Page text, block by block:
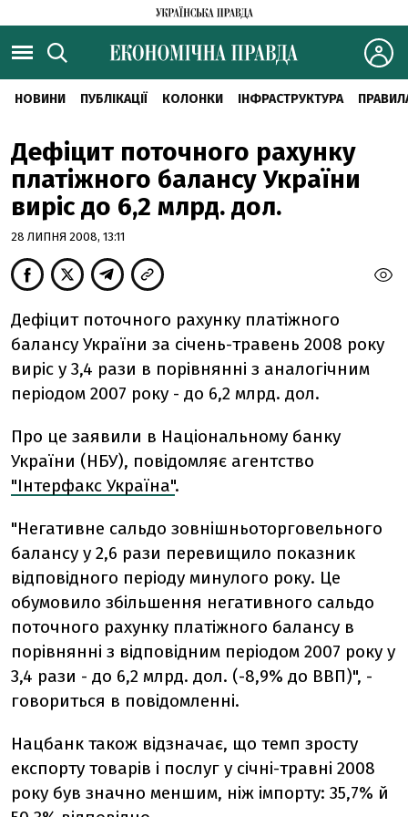
НОВИНИ ПУБЛІКАЦІЇ КОЛОНКИ ІНФРАСТРУКТУРА
Дефіцит поточного рахунку
платіжного балансу України
виріс до 6,2 млрд. дол.
28 ЛИПНЯ 2008, 13:11
Дефіцит поточного рахунку платіжного
балансу України за січень-травень 2008 року
виріс у 3,4 рази в порівнянні з аналогічним
періодом 2007 року - до 6,2 млрд. дол.
Про це заявили в Національному банку
України (НБУ), повідомляє агентство
"Інтерфакс Україна".
"Негативне сальдо зовнішньоторговельного
балансу у 2,6 рази перевищило показник
відповідного періоду минулого року. Це
обумовило збільшення негативного сальдо
поточного рахунку платіжного балансу в
порівнянні з відповідним періодом 2007 року у
3,4 рази - до 6,2 млрд. дол. (-8,9% до ВВП)", -
говориться в повідомленні.
Нацбанк також відзначає, що темп зросту
експорту товарів і послуг у січні-травні 2008
року був значно меншим, ніж імпорту: 35,7% й